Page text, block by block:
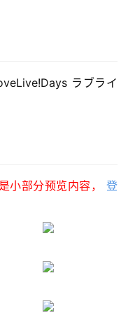
ラブライ
小部分预览内容， 登